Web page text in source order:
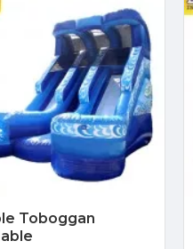
Toboggan